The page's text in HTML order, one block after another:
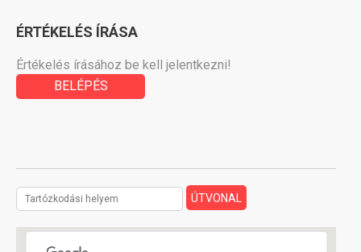
ÉRTÉKELÉS ÍRÁSA
Értékelés írásához be kell jelentkezni!
BELÉPÉS